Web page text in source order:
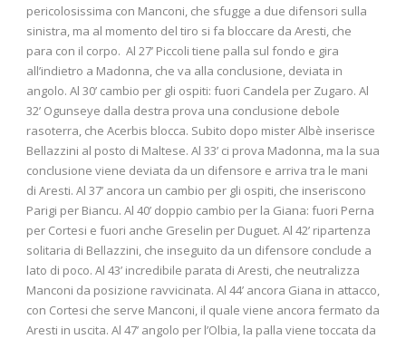
pericolosissima con Manconi, che sfugge a due difensori sulla
sinistra, ma al momento del tiro si fa bloccare da Aresti, che
para con il corpo. Al 27’ Piccoli tiene palla sul fondo e gira
all’indietro a Madonna, che va alla conclusione, deviata in
angolo. Al 30’ cambio per gli ospiti: fuori Candela per Zugaro. Al
32’ Ogunseye dalla destra prova una conclusione debole
rasoterra, che Acerbis blocca. Subito dopo mister Albè inserisce
Bellazzini al posto di Maltese. Al 33’ ci prova Madonna, ma la sua
conclusione viene deviata da un difensore e arriva tra le mani
di Aresti. Al 37’ ancora un cambio per gli ospiti, che inseriscono
Parigi per Biancu. Al 40’ doppio cambio per la Giana: fuori Perna
per Cortesi e fuori anche Greselin per Duguet. Al 42’ ripartenza
solitaria di Bellazzini, che inseguito da un difensore conclude a
lato di poco. Al 43’ incredibile parata di Aresti, che neutralizza
Manconi da posizione ravvicinata. Al 44’ ancora Giana in attacco,
con Cortesi che serve Manconi, il quale viene ancora fermato da
Aresti in uscita. Al 47’ angolo per l’Olbia, la palla viene toccata da